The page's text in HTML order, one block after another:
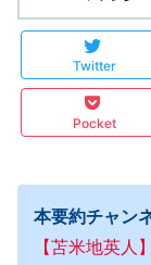
Twitter
Pocket
本要約チャン
【苫米地英